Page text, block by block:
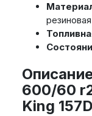
600/60
King 157D